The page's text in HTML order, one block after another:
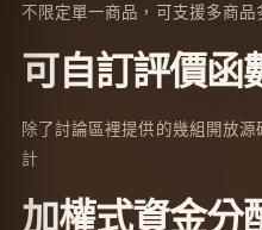
不限定單一商品，可支援多商品
可自訂評價函
除了討論區裡提供的幾組開放
計
加權式資金分